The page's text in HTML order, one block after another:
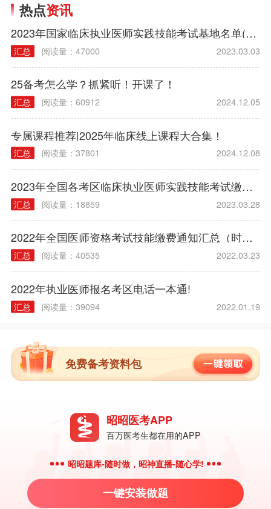
热点资讯
2023年国家临床执业医师实践技能考试基地名单(西医部分)
汇总 阅读量：47000 2023.03.03
25备考怎么学？抓紧听！开课了！
汇总 阅读量：60912 2024.12.05
专属课程推荐|2025年临床线上课程大合集！
汇总 阅读量：37801 2024.12.08
2023年全国各考区临床执业医师实践技能考试缴费时间|方式|入口|流程汇总
汇总 阅读量：18859 2023.03.28
2022年全国医师资格考试技能缴费通知汇总（时间/方式/标准）
汇总 阅读量：40535 2022.03.23
2022年执业医师报名考区电话一本通!
汇总 阅读量：39094 2022.01.19
免费备考资料包
昭昭医考APP
百万医考生都在用的APP
昭昭题库-随时做，昭神直播-随心学!
一键安装做题